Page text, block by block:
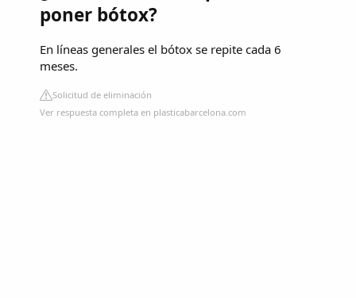
poner bótox?
En líneas generales el bótox se repite cada 6
meses.
Solicitud de eliminación
Ver respuesta completa en plasticabarcelona.com